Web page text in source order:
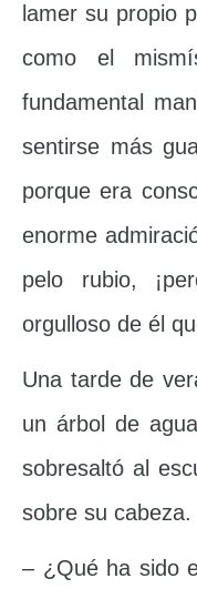
lamer su propio
como el
fundamental
sentirse más
porque era
enorme
pelo rubio,
orgulloso de él
Una tarde de
un árbol de
sobresaltó al
sobre su cabeza.
– ¿Qué ha sido